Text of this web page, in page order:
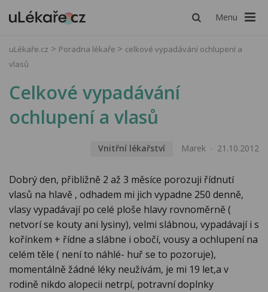
Menu
uLékaře.cz Poradna lékaře
celkové vypadávání ochlupení a
vlasů
Celkové vypadávání
ochlupení a vlasů
Vnitřní lékařství Marek 21.10.2012
Dobrý den, přibližně 2 až 3 měsíce porozuji řídnutí
vlasů na hlavě , odhadem mi jich vypadne 250 denně,
vlasy vypadávají po celé ploše hlavy rovnoměrně (
netvorí se kouty ani lysiny), velmi slábnou, vypadávají i s
kořínkem + řídne a slábne i obočí, vousy a ochlupení na
celém těle ( není to náhlé- huř se to pozoruje),
momentálně žádné léky neužívám, je mi 19 let,a v
rodině nikdo alopecii netrpí, potravní doplnky